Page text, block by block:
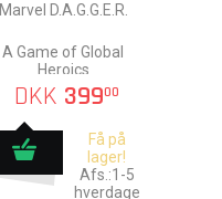
Marvel D.A.G.G.E.R.
A Game of Global
Heroics
DKK 39900
Få på
lager!
Afs.:1-5
hverdage